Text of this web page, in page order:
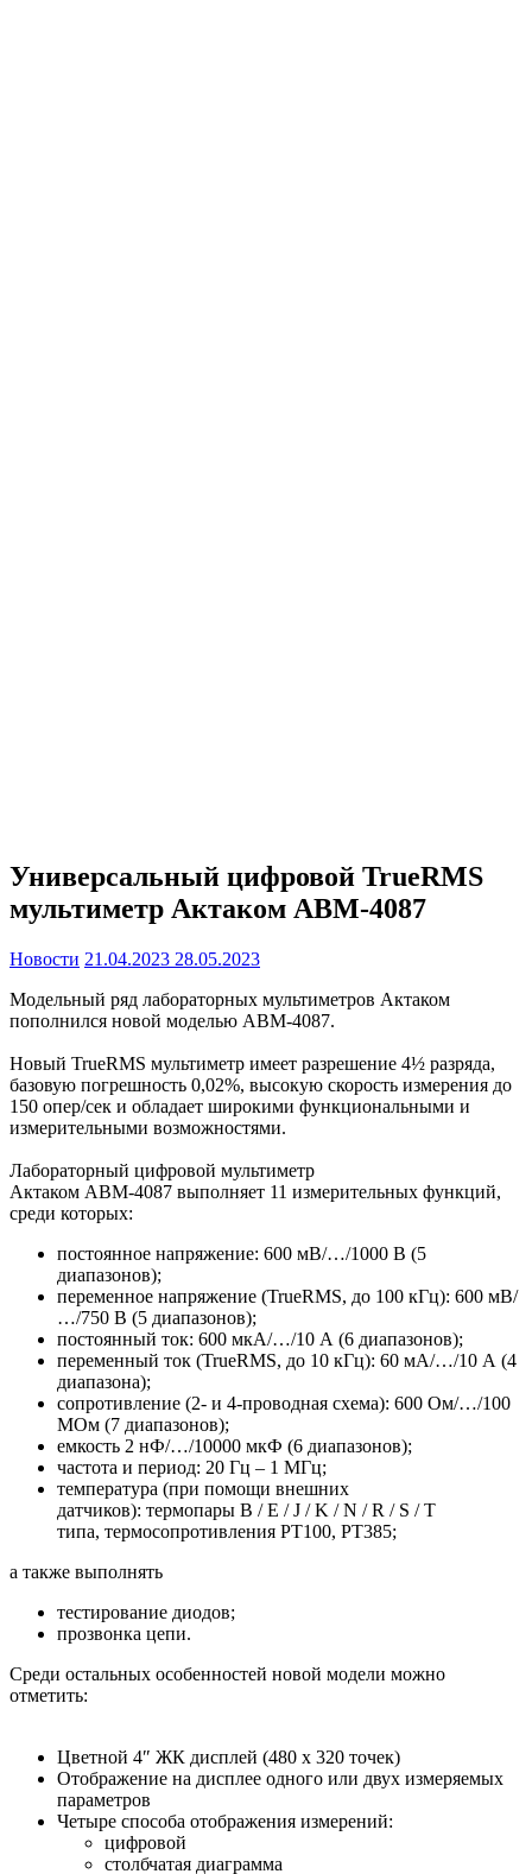
Универсальный цифровой TrueRMS
мультиметр Актаком АВМ-4087
Новости 21.04.2023 28.05.2023
Модельный ряд лабораторных мультиметров Актаком
пополнился новой моделью АВМ-4087.
Новый TrueRMS мультиметр имеет разрешение 4½ разряда,
базовую погрешность 0,02%, высокую скорость измерения до
150 опер/сек и обладает широкими функциональными и
измерительными возможностями.
Лабораторный цифровой мультиметр
Актаком АВМ-4087 выполняет 11 измерительных функций,
среди которых:
постоянное напряжение: 600 мВ/…/1000 В (5
диапазонов);
переменное напряжение (TrueRMS, до 100 кГц): 600 мВ/
…/750 В (5 диапазонов);
постоянный ток: 600 мкА/…/10 А (6 диапазонов);
переменный ток (TrueRMS, до 10 кГц): 60 мА/…/10 А (4
диапазона);
сопротивление (2- и 4-проводная схема): 600 Ом/…/100
МОм (7 диапазонов);
емкость 2 нФ/…/10000 мкФ (6 диапазонов);
частота и период: 20 Гц – 1 МГц;
температура (при помощи внешних
датчиков): термопары B / E / J / K / N / R / S / T
типа, термосопротивления PT100, PT385;
а также выполнять
тестирование диодов;
прозвонка цепи.
Среди остальных особенностей новой модели можно
отметить:
Цветной 4″ ЖК дисплей (480 x 320 точек)
Отображение на дисплее одного или двух измеряемых
параметров
Четыре способа отображения измерений:
цифровой
столбчатая диаграмма